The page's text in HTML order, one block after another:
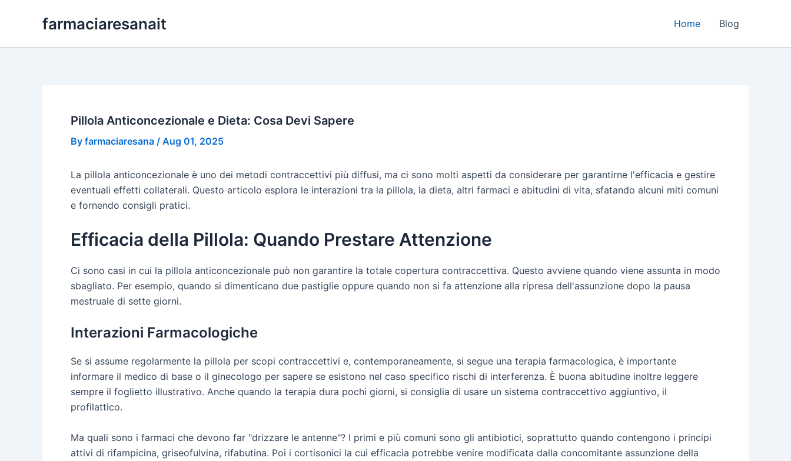
farmaciaresanait Home Blog
Pillola Anticoncezionale e Dieta: Cosa Devi Sapere
By farmaciaresana / Aug 01, 2025
La pillola anticoncezionale è uno dei metodi contraccettivi più diffusi, ma ci sono molti aspetti da considerare per garantirne l'efficacia e gestire
eventuali effetti collaterali. Questo articolo esplora le interazioni tra la pillola, la dieta, altri farmaci e abitudini di vita, sfatando alcuni miti comuni
e fornendo consigli pratici.
Efficacia della Pillola: Quando Prestare Attenzione
Ci sono casi in cui la pillola anticoncezionale può non garantire la totale copertura contraccettiva. Questo avviene quando viene assunta in modo
sbagliato. Per esempio, quando si dimenticano due pastiglie oppure quando non si fa attenzione alla ripresa dell'assunzione dopo la pausa
mestruale di sette giorni.
Interazioni Farmacologiche
Se si assume regolarmente la pillola per scopi contraccettivi e, contemporaneamente, si segue una terapia farmacologica, è importante
informare il medico di base o il ginecologo per sapere se esistono nel caso specifico rischi di interferenza. È buona abitudine inoltre leggere
sempre il foglietto illustrativo. Anche quando la terapia dura pochi giorni, si consiglia di usare un sistema contraccettivo aggiuntivo, il
profilattico.
Ma quali sono i farmaci che devono far "drizzare le antenne"? I primi e più comuni sono gli antibiotici, soprattutto quando contengono i principi
attivi di rifampicina, griseofulvina, rifabutina. Poi i cortisonici la cui efficacia potrebbe venire modificata dalla concomitante assunzione della